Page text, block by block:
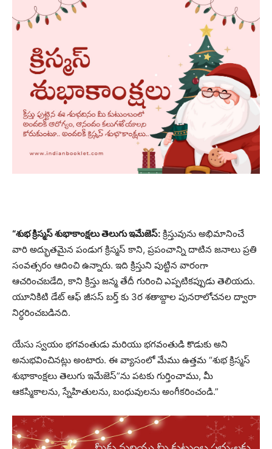
“శుభ క్రిస్మస్ శుభాకాంక్షలు తెలుగు ఇమేజెస్: క్రిస్తువును అభిమానించే
వారి అద్భుతమైన పండుగ క్రిస్మస్ కాని, ప్రపంచాన్ని దాటిన జనాలు ప్రతి
సంవత్సరం ఆదించి ఉన్నారు. ఇది క్రిస్తుని పుట్టిన వారంగా
ఆచరించబడేది, కాని క్రిస్తు జన్మ తేదీ గురించి ఎప్పటికప్పుడు తెలియదు.
యూనికిటి డేట్ ఆఫ్ జీసస్ బర్త్ కు 3ర శతాబ్దాల పునరాలోచనల ద్వారా
నిర్ధరించబడినది.
యేసు స్వయం భగవంతుడు మరియు భగవంతుడి కొడుకు అని
అనుభవించినట్లు అంటారు. ఈ వ్యాసంలో మేము ఉత్తమ “శుభ క్రిస్మస్
శుభాకాంక్షలు తెలుగు ఇమేజెస్”ను పటకు గుర్తించాము, మీ
ఆకస్మికాలను, స్నేహితులను, బంధువులను అంగీకరించండి.”